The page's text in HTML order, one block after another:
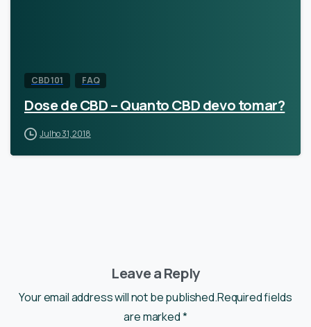
CBD 101 FAQ
Dose de CBD – Quanto CBD devo tomar?
Julho 31, 2018
Leave a Reply
Your email address will not be published.Required fields
are marked *